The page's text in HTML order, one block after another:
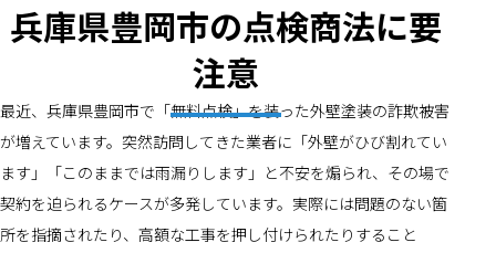
兵庫県豊岡市の点検商法に要
注意
最近、兵庫県豊岡市で「無料点検」を装った外壁塗装の詐欺被害
が増えています。突然訪問してきた業者に「外壁がひび割れてい
ます」「このままでは雨漏りします」と不安を煽られ、その場で
契約を迫られるケースが多発しています。実際には問題のない箇
所を指摘されたり、高額な工事を押し付けられたりすること